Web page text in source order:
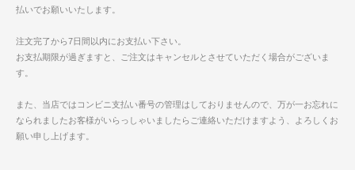
払いでお願いいたします。
注文完了から7日間以内にお支払い下さい。
お支払期限が過ぎますと、ご注文はキャンセルとさせていただく場合がございま
す。
また、当店ではコンビニ支払い番号の管理はしておりませんので、万が一お忘れに
なられましたお客様がいらっしゃいましたらご連絡いただけますよう、よろしくお
願い申し上げます。